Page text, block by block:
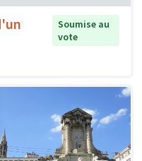
Soumise au
vote